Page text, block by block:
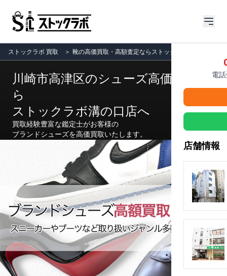
電
店舗情報
ストックラボ 買取 ＞ 靴の高価買取・高額査定ならストックラボ
川崎市高津区のシューズ高価買取な
ら
ストックラボ溝の口店へ
買取経験豊富な鑑定士がお客様の
ブランドシューズを高価買取いたします。